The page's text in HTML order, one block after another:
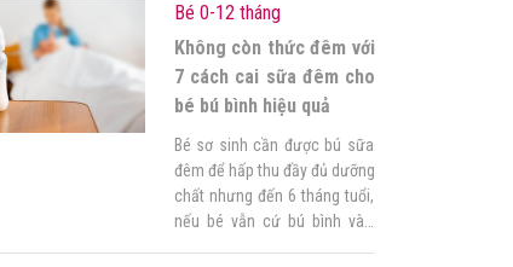
chính xác nguyên nhân, dấu
hiệu và áp dụng đúng cách
chăm sóc. Cùng tìm hiểu kỹ
hơn […]
Bé 0-12 tháng
Không còn thức đêm với
7 cách cai sữa đêm cho
bé bú bình hiệu quả
Bé sơ sinh cần được bú sữa
đêm để hấp thu đầy đủ dưỡng
chất nhưng đến 6 tháng tuổi,
nếu bé vẫn cứ bú bình vào